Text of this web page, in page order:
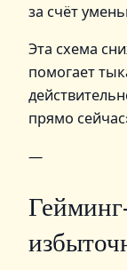
за счёт
Эта схема
помогает
прямо
—